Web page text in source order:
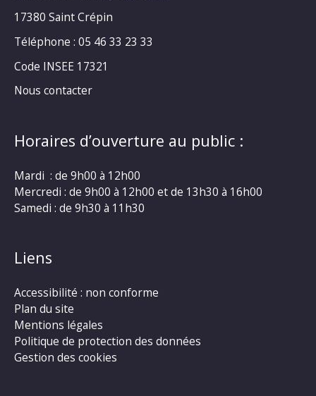
17380 Saint Crépin
Téléphone : 05 46 33 23 33
Code INSEE 17321
Nous contacter
Horaires d’ouverture au public :
Mardi : de 9h00 à 12h00
Mercredi : de 9h00 à 12h00 et de 13h30 à 16h00
Samedi : de 9h30 à 11h30
Liens
Accessibilité : non conforme
Plan du site
Mentions légales
Politique de protection des données
Gestion des cookies